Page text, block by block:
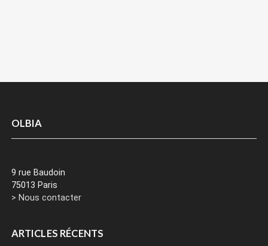
OLBIA
9 rue Baudoin
75013 Paris
> Nous contacter
ARTICLES RÉCENTS